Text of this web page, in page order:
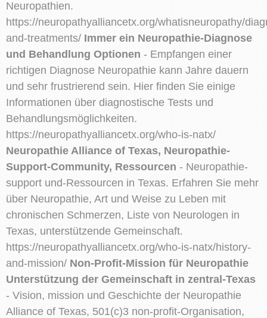
Neuropathien.
https://neuropathyalliancetx.org/whatisneuropathy/
and-treatments/ Immer ein Neuropathie-Diagnose
und Behandlung Optionen - Empfangen einer
richtigen Diagnose Neuropathie kann Jahre dauern
und sehr frustrierend sein. Hier finden Sie einige
Informationen über diagnostische Tests und
Behandlungsmöglichkeiten.
https://neuropathyalliancetx.org/who-is-natx/
Neuropathie Alliance of Texas, Neuropathie-
Support-Community, Ressourcen - Neuropathie-
support und-Ressourcen in Texas. Erfahren Sie mehr
über Neuropathie, Art und Weise zu Leben mit
chronischen Schmerzen, Liste von Neurologen in
Texas, unterstützende Gemeinschaft.
https://neuropathyalliancetx.org/who-is-natx/history-
and-mission/ Non-Profit-Mission für Neuropathie
Unterstützung der Gemeinschaft in zentral-Texas
- Vision, mission und Geschichte der Neuropathie
Alliance of Texas, 501(c)3 non-profit-Organisation,